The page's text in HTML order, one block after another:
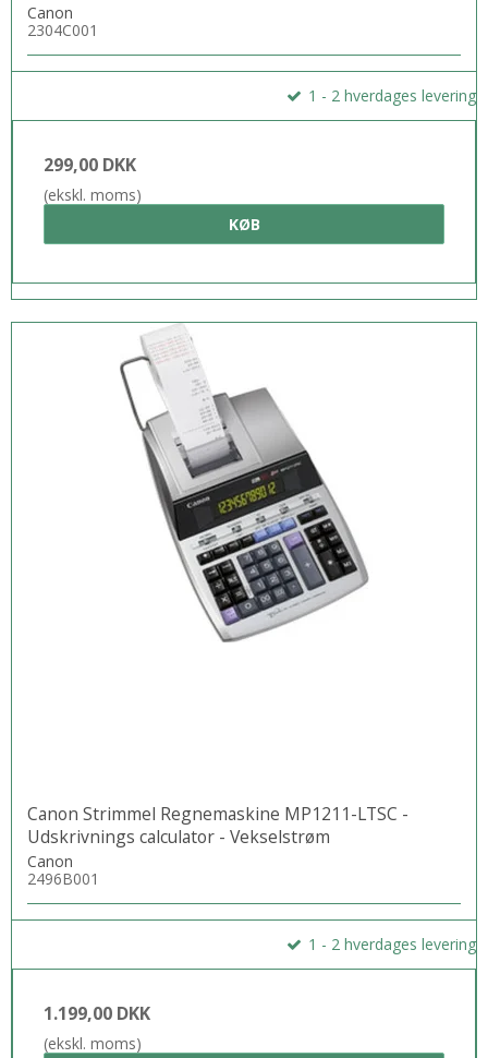
Canon
2304C001
1 - 2 hverdages levering
299,00 DKK
(ekskl. moms)
KØB
Canon Strimmel Regnemaskine MP1211-LTSC -
Udskrivnings calculator - Vekselstrøm
Canon
2496B001
1 - 2 hverdages levering
1.199,00 DKK
(ekskl. moms)